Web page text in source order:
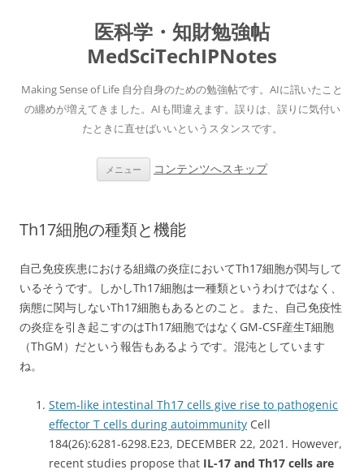
医科学・知財勉強帖
MedSciTechIPNotes
Making Sense of Life 自分自身のための勉強帖です。AIに訊いたこと
の纏めが増えてきました。AIも間違えます。誤りは、誤りに気付い
たときに直せばいいというスタンスです。
メニュー コンテンツへスキップ
Th17細胞の種類と機能
自己免疫疾患における組織の炎症においてTh17細胞が関与して
いるそうです。しかしTh17細胞は一種類というわけではなく、
病態に関与しないTh17細胞もあるとのこと。また、自己免疫性
の炎症を引き起こすのはTh17細胞ではなくGM-CSF産生T細胞
（ThGM）だという報告もあるようです。混沌としています
ね。
Stem-like intestinal Th17 cells give rise to pathogenic
effector T cells during autoimmunity Cell
184(26):6281-6298.E23, DECEMBER 22, 2021. However,
recent studies propose that IL-17 and Th17 cells are